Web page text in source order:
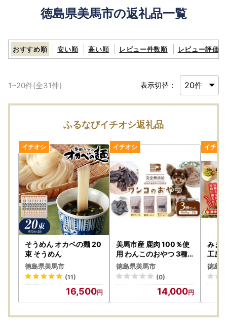
徳島県美馬市の返礼品一覧
おすすめ順 安い順 高い順 レビュー件数順 レビュー評価順
1~20件(全31件) 表示切替：
ふるなびイチオシ返礼品
そうめん オカベの麺 20
束 そうめん
徳島県美馬市
(11)
16,500
美馬市産 鹿肉 100％使
用 わんこのおやつ 3種
セット
徳島県美馬市
(0)
14,000
みま
工房
徳島